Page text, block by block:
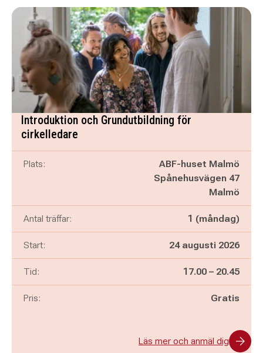
Introduktion och Grundutbildning för
cirkelledare
Plats:
ABF-huset Malmö
Spånehusvägen 47
Malmö
Antal träffar: 1 (måndag)
Start: 24 augusti 2026
Tid: Pågår mellan
17.00 – och
20.45
Pris: Gratis
Läs mer och anmäl dig